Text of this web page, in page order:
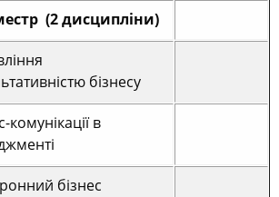
(2 дисципліни)
бізнесу
комунікації в
бізнес